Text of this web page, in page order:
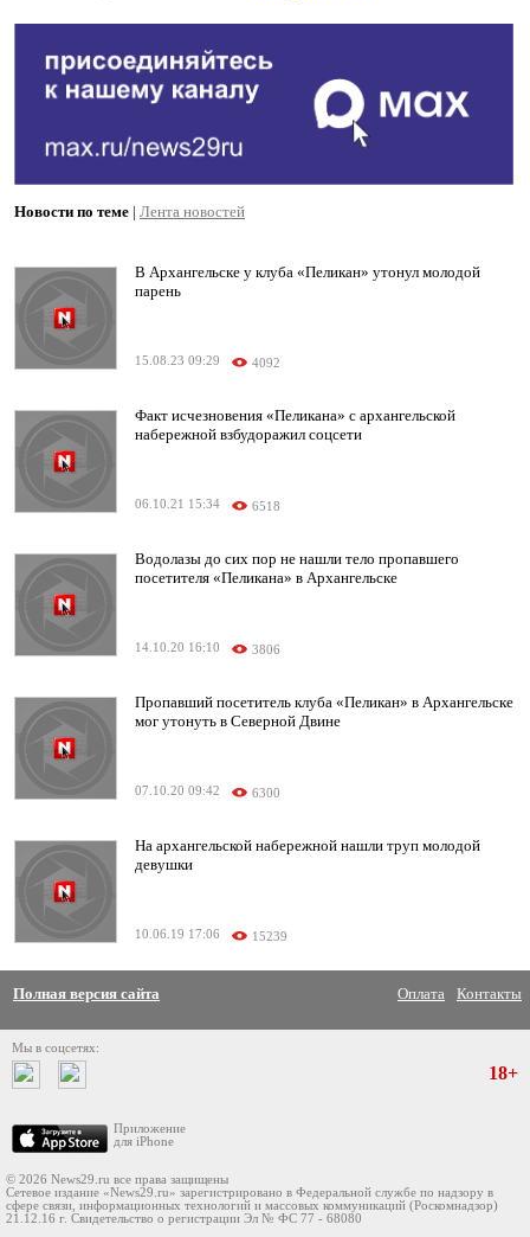
Новости по теме | Лента новостей
В Архангельске у клуба «Пеликан» утонул молодой
парень
15.08.23 09:29 4092
Факт исчезновения «Пеликана» с архангельской
набережной взбудоражил соцсети
06.10.21 15:34 6518
Водолазы до сих пор не нашли тело пропавшего
посетителя «Пеликана» в Архангельске
14.10.20 16:10 3806
Пропавший посетитель клуба «Пеликан» в Архангельске
мог утонуть в Северной Двине
07.10.20 09:42 6300
На архангельской набережной нашли труп молодой
девушки
10.06.19 17:06 15239
Полная версия сайта Оплата Контакты
Мы в соцсетях:
Приложение
для iPhone
18+
© 2026 News29.ru все права защищены
Сетевое издание «News29.ru» зарегистрировано в Федеральной службе по надзору в
сфере связи, информационных технологий и массовых коммуникаций (Роскомнадзор)
21.12.16 г. Свидетельство о регистрации Эл № ФС 77 - 68080